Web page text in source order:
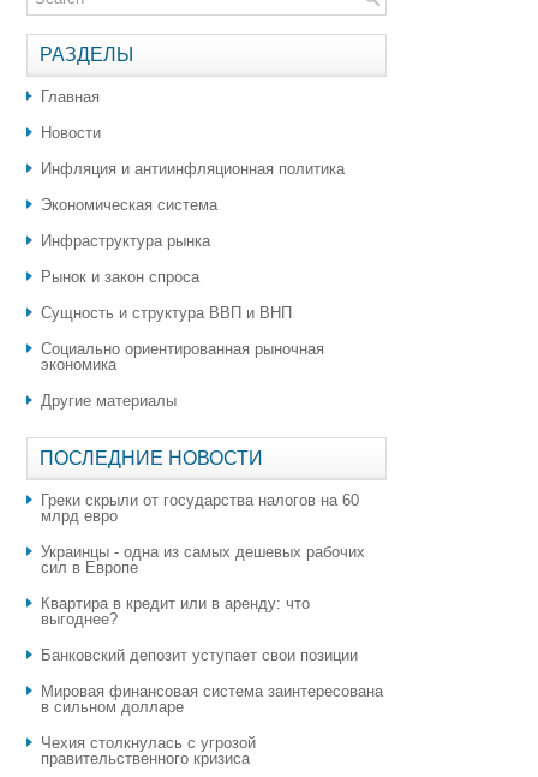
РАЗДЕЛЫ
Главная
Новости
Инфляция и антиинфляционная политика
Экономическая система
Инфраструктура рынка
Рынок и закон спроса
Сущность и структура ВВП и ВНП
Социально ориентированная рыночная
экономика
Другие материалы
ПОСЛЕДНИЕ НОВОСТИ
Греки скрыли от государства налогов на 60
млрд евро
Украинцы - одна из самых дешевых рабочих
сил в Европе
Квартира в кредит или в аренду: что
выгоднее?
​Банковский депозит уступает свои позиции
Мировая финансовая система заинтересована
в сильном долларе
Чехия столкнулась с угрозой
правительственного кризиса